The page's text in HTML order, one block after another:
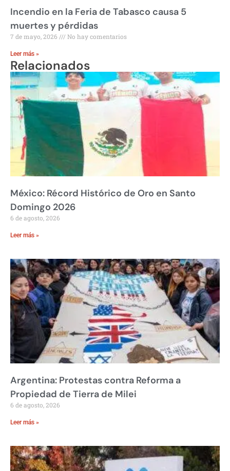
Incendio en la Feria de Tabasco causa 5
muertes y pérdidas
7 de mayo, 2026 No hay comentarios
Leer más »
Relacionados
México: Récord Histórico de Oro en Santo
Domingo 2026
6 de agosto, 2026
Leer más »
Argentina: Protestas contra Reforma a
Propiedad de Tierra de Milei
6 de agosto, 2026
Leer más »